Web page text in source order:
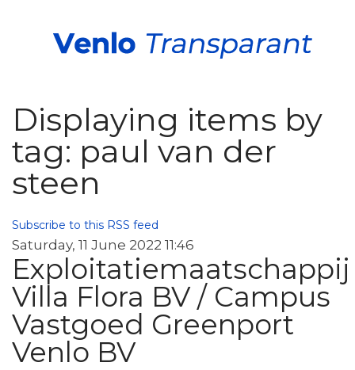
Displaying items by
tag: paul van der
steen
Subscribe to this RSS feed
Saturday, 11 June 2022 11:46
Exploitatiemaatschappij
Villa Flora BV / Campus
Vastgoed Greenport
Venlo BV